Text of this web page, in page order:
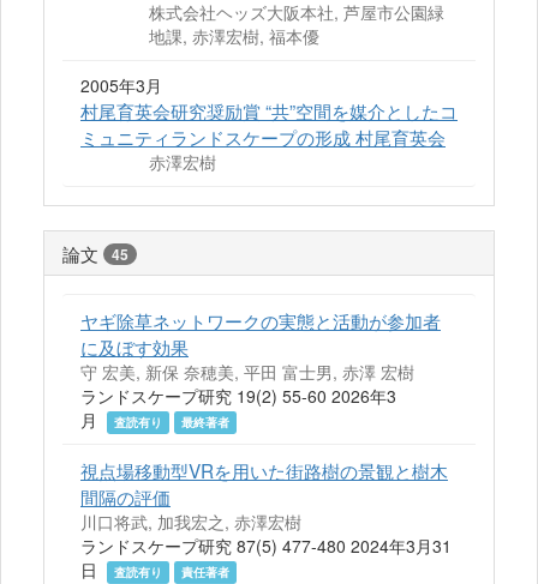
株式会社ヘッズ大阪本社, 芦屋市公園緑
地課, 赤澤宏樹, 福本優
2005年3月
村尾育英会研究奨励賞 “共”空間を媒介としたコ
ミュニティランドスケープの形成 村尾育英会
赤澤宏樹
論文 45
ヤギ除草ネットワークの実態と活動が参加者
に及ぼす効果
守 宏美, 新保 奈穂美, 平田 富士男, 赤澤 宏樹
ランドスケープ研究 19(2) 55-60 2026年3
月
査読有り 最終著者
視点場移動型VRを用いた街路樹の景観と樹木
間隔の評価
川口将武, 加我宏之, 赤澤宏樹
ランドスケープ研究 87(5) 477-480 2024年3月31
日
査読有り 責任著者